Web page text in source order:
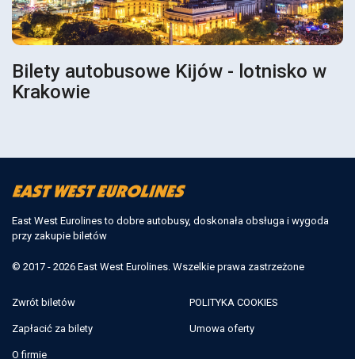
Bilety autobusowe Kijów - lotnisko w
Krakowie
East West Eurolines to dobre autobusy, doskonała obsługa i wygoda
przy zakupie biletów
© 2017 - 2026 East West Eurolines. Wszelkie prawa zastrzeżone
Zwrót biletów
Zapłacić za bilety
O firmie
POLITYKA COOKIES
Umowa oferty